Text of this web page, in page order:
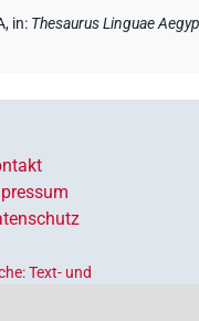
in: Thesaurus Linguae
Text- und